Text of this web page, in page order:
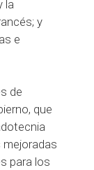
la
y
e
de
que
para los